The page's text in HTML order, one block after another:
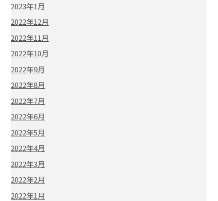
2023年1月
2022年12月
2022年11月
2022年10月
2022年9月
2022年8月
2022年7月
2022年6月
2022年5月
2022年4月
2022年3月
2022年2月
2022年1月